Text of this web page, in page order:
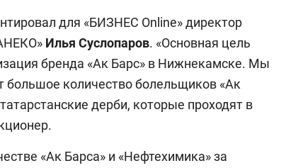
для «БИЗНЕС Online» директор
Илья Суслопаров. «Основная цель
бренда «Ак Барс» в Нижнекамске. Мы
большое количество болельщиков «Ак
дерби, которые проходят в
«Ак Барса» и «Нефтехимика» за